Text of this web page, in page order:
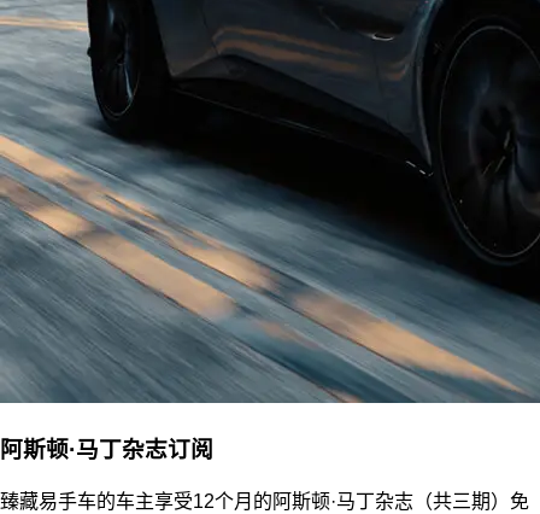
阿斯顿·马丁杂志订阅
臻藏易手车的车主享受12个月的阿斯顿·马丁杂志（共三期）免